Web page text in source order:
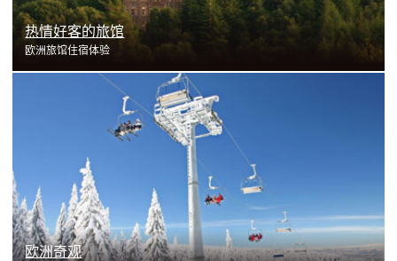
热情好客的旅馆
欧洲旅馆住宿体验
欧洲奇观
了解更多